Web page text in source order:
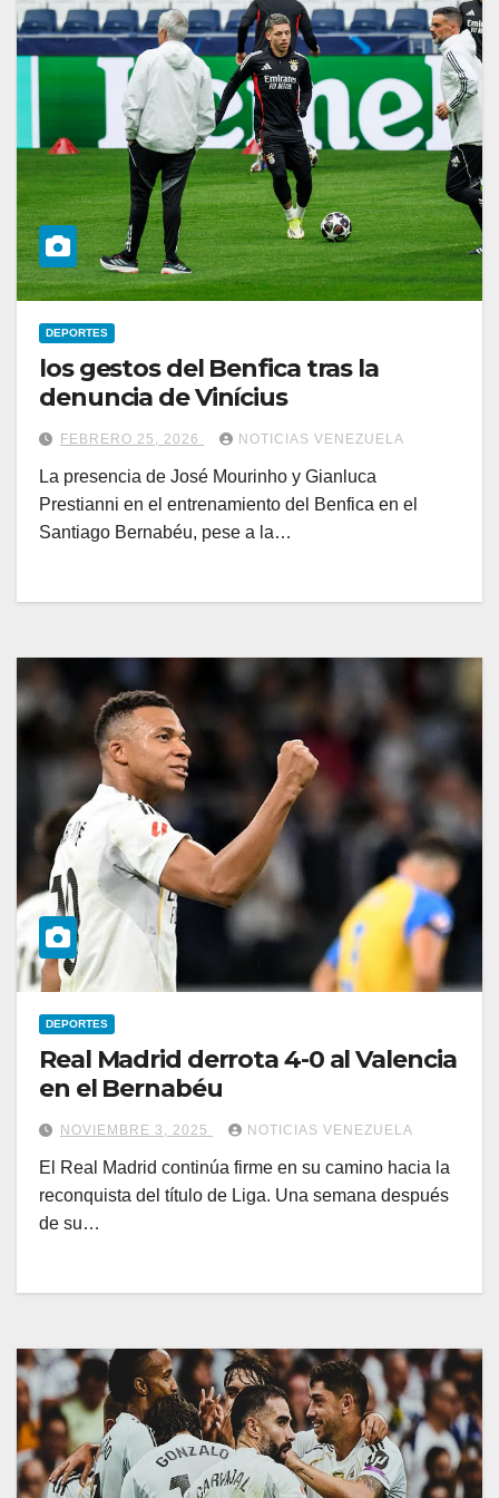
DEPORTES
los gestos del Benfica tras la
denuncia de Vinícius
FEBRERO 25, 2026 NOTICIAS VENEZUELA
La presencia de José Mourinho y Gianluca
Prestianni en el entrenamiento del Benfica en el
Santiago Bernabéu, pese a la…
DEPORTES
Real Madrid derrota 4-0 al Valencia
en el Bernabéu
NOVIEMBRE 3, 2025 NOTICIAS VENEZUELA
El Real Madrid continúa firme en su camino hacia la
reconquista del título de Liga. Una semana después
de su…